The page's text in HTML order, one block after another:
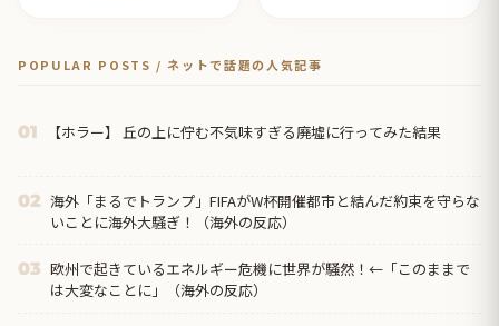
POPULAR POSTS / ネットで話題の人気記事
01 【ホラー】 丘の上に佇む不気味すぎる廃墟に行ってみた結果
02 海外「まるでトランプ」FIFAがW杯開催都市と結んだ約束を守らな
いことに海外大騒ぎ！（海外の反応）
03 欧州で起きているエネルギー危機に世界が騒然！←「このままで
は大変なことに」（海外の反応）